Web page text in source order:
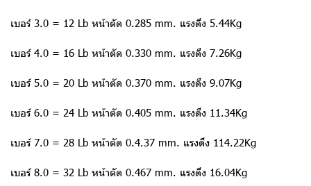
เบอร์ 3.0 = 12 Lb หน้าตัด 0.285 mm. แรงดึง 5.44Kg
เบอร์ 4.0 = 16 Lb หน้าตัด 0.330 mm. แรงดึง 7.26Kg
เบอร์ 5.0 = 20 Lb หน้าตัด 0.370 mm. แรงดึง 9.07Kg
เบอร์ 6.0 = 24 Lb หน้าตัด 0.405 mm. แรงดึง 11.34Kg
เบอร์ 7.0 = 28 Lb หน้าตัด 0.4.37 mm. แรงดึง 114.22Kg
เบอร์ 8.0 = 32 Lb หน้าตัด 0.467 mm. แรงดึง 16.04Kg